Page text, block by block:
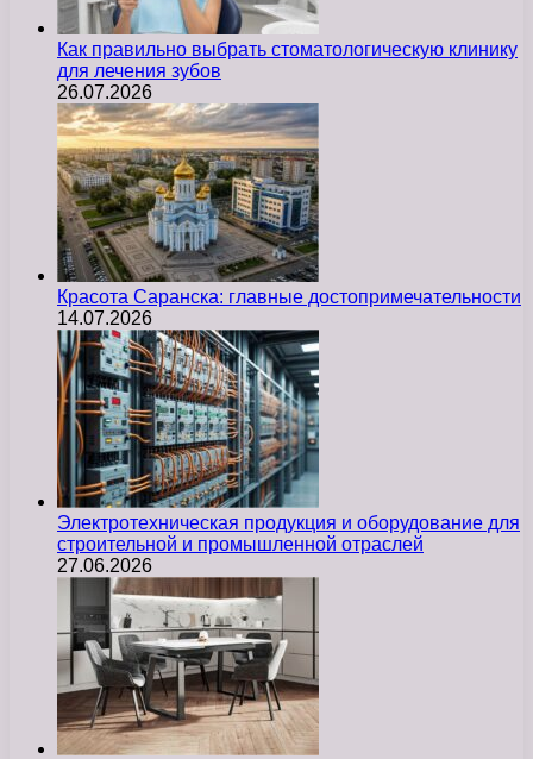
Как правильно выбрать стоматологическую клинику
для лечения зубов
26.07.2026
Красота Саранска: главные достопримечательности
14.07.2026
Электротехническая продукция и оборудование для
строительной и промышленной отраслей
27.06.2026